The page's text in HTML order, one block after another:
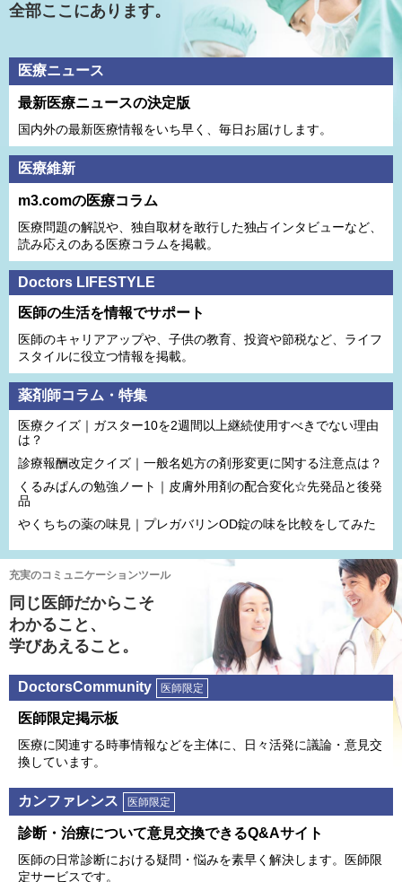
全部ここにあります。
医療ニュース
最新医療ニュースの決定版
国内外の最新医療情報をいち早く、毎日お届けします。
医療維新
m3.comの医療コラム
医療問題の解説や、独⾃取材を敢⾏した独占インタビューなど、
読み応えのある医療コラムを掲載。
Doctors LIFESTYLE
医師の生活を情報でサポート
医師のキャリアアップや、子供の教育、投資や節税など、ライフ
スタイルに役立つ情報を掲載。
薬剤師コラム・特集
医療クイズ｜ガスター10を2週間以上継続使用すべきでない理由
は？
診療報酬改定クイズ｜一般名処方の剤形変更に関する注意点は？
くるみぱんの勉強ノート｜皮膚外用剤の配合変化☆先発品と後発
品
やくちちの薬の味見｜プレガバリンOD錠の味を比較をしてみた
充実のコミュニケーションツール
同じ医師だからこそ
わかること、
学びあえること。
DoctorsCommunity 医師限定
医師限定掲⽰板
医療に関連する時事情報などを主体に、⽇々活発に議論・意⾒交
換しています。
カンファレンス 医師限定
診断・治療について意⾒交換できるQ&Aサイト
医師の⽇常診断における疑問・悩みを素早く解決します。医師限
定サービスです。